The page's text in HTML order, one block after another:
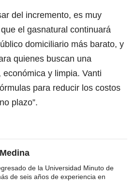
del incremento, es muy
el gasnatural continuará
domiciliario más barato, y
quienes buscan una
y limpia. Vanti
para reducir los costos
plazo”.
de la Universidad Minuto de
de seis años de experiencia en